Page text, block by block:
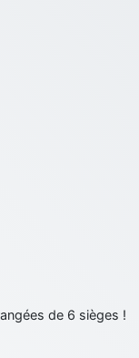
de 6 sièges !